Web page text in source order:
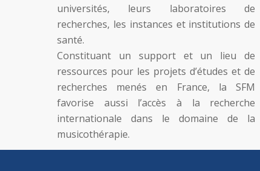
universités, leurs laboratoires de
recherches, les instances et institutions de
santé.
Constituant un support et un lieu de
ressources pour les projets d’études et de
recherches menés en France, la SFM
favorise aussi l’accès à la recherche
internationale dans le domaine de la
musicothérapie.